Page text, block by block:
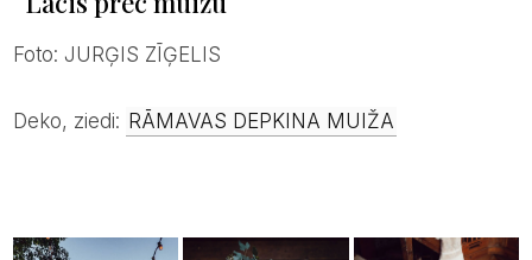
Foto: JURĢIS ZĪĢELIS
Deko, ziedi: RĀMAVAS DEPKINA MUIŽA